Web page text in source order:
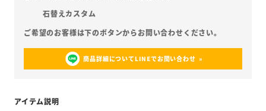
石替えカスタム
商品詳細についてLINEでお問い合わせ